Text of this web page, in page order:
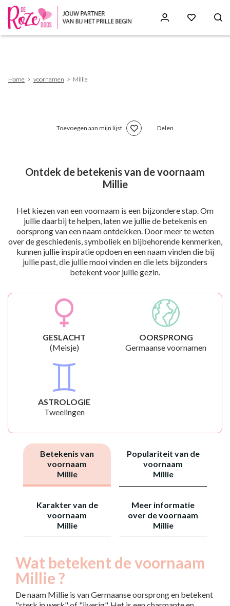
Home voornamen Millie
Toevoegen aan mijn lijst Delen
Ontdek de betekenis van de voornaam
Millie
Het kiezen van een voornaam is een bijzondere stap. Om
jullie daarbij te helpen, laten we jullie de betekenis en
oorsprong van een naam ontdekken. Door meer te weten
over de geschiedenis, symboliek en bijbehorende kenmerken,
kunnen jullie inspiratie opdoen en een naam vinden die bij
jullie past, die jullie mooi vinden en die iets bijzonders
betekent voor jullie gezin.
GESLACHT
(Meisje)
OORSPRONG
Germaanse voornamen
ASTROLOGIE
Tweelingen
Betekenis van
voornaam
Millie
Populariteit van de
voornaam
Millie
Karakter van de
voornaam
Millie
Meer informatie
over de voornaam
Millie
Wat betekent de voornaam
Millie ?
De naam Millie is van Germaanse oorsprong en betekent